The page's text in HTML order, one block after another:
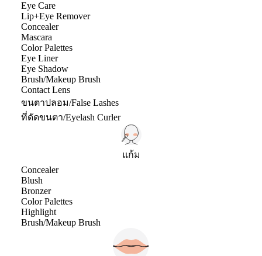
Eye Care
Lip+Eye Remover
Concealer
Mascara
Color Palettes
Eye Liner
Eye Shadow
Brush/Makeup Brush
Contact Lens
ขนตาปลอม/False Lashes
ที่ดัดขนตา/Eyelash Curler
แก้ม
Concealer
Blush
Bronzer
Color Palettes
Highlight
Brush/Makeup Brush